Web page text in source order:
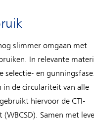
slimmer omgaan met
In relevante
selectie- en
de circulariteit van alle
hiervoor de CTI-
Samen met